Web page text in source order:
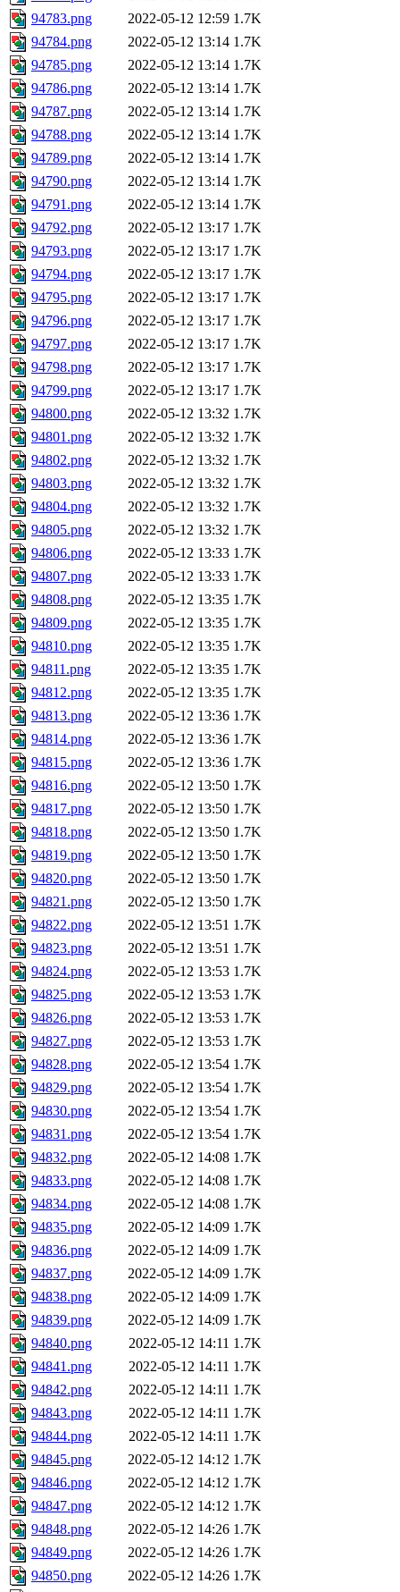
94783.png
2022-05-12 12:59 1.7K
94784.png
2022-05-12 13:14 1.7K
94785.png
2022-05-12 13:14 1.7K
94786.png
2022-05-12 13:14 1.7K
94787.png
2022-05-12 13:14 1.7K
94788.png
2022-05-12 13:14 1.7K
94789.png
2022-05-12 13:14 1.7K
94790.png
2022-05-12 13:14 1.7K
94791.png
2022-05-12 13:14 1.7K
94792.png
2022-05-12 13:17 1.7K
94793.png
2022-05-12 13:17 1.7K
94794.png
2022-05-12 13:17 1.7K
94795.png
2022-05-12 13:17 1.7K
94796.png
2022-05-12 13:17 1.7K
94797.png
2022-05-12 13:17 1.7K
94798.png
2022-05-12 13:17 1.7K
94799.png
2022-05-12 13:17 1.7K
94800.png
2022-05-12 13:32 1.7K
94801.png
2022-05-12 13:32 1.7K
94802.png
2022-05-12 13:32 1.7K
94803.png
2022-05-12 13:32 1.7K
94804.png
2022-05-12 13:32 1.7K
94805.png
2022-05-12 13:32 1.7K
94806.png
2022-05-12 13:33 1.7K
94807.png
2022-05-12 13:33 1.7K
94808.png
2022-05-12 13:35 1.7K
94809.png
2022-05-12 13:35 1.7K
94810.png
2022-05-12 13:35 1.7K
94811.png
2022-05-12 13:35 1.7K
94812.png
2022-05-12 13:35 1.7K
94813.png
2022-05-12 13:36 1.7K
94814.png
2022-05-12 13:36 1.7K
94815.png
2022-05-12 13:36 1.7K
94816.png
2022-05-12 13:50 1.7K
94817.png
2022-05-12 13:50 1.7K
94818.png
2022-05-12 13:50 1.7K
94819.png
2022-05-12 13:50 1.7K
94820.png
2022-05-12 13:50 1.7K
94821.png
2022-05-12 13:50 1.7K
94822.png
2022-05-12 13:51 1.7K
94823.png
2022-05-12 13:51 1.7K
94824.png
2022-05-12 13:53 1.7K
94825.png
2022-05-12 13:53 1.7K
94826.png
2022-05-12 13:53 1.7K
94827.png
2022-05-12 13:53 1.7K
94828.png
2022-05-12 13:54 1.7K
94829.png
2022-05-12 13:54 1.7K
94830.png
2022-05-12 13:54 1.7K
94831.png
2022-05-12 13:54 1.7K
94832.png
2022-05-12 14:08 1.7K
94833.png
2022-05-12 14:08 1.7K
94834.png
2022-05-12 14:08 1.7K
94835.png
2022-05-12 14:09 1.7K
94836.png
2022-05-12 14:09 1.7K
94837.png
2022-05-12 14:09 1.7K
94838.png
2022-05-12 14:09 1.7K
94839.png
2022-05-12 14:09 1.7K
94840.png
2022-05-12 14:11 1.7K
94841.png
2022-05-12 14:11 1.7K
94842.png
2022-05-12 14:11 1.7K
94843.png
2022-05-12 14:11 1.7K
94844.png
2022-05-12 14:11 1.7K
94845.png
2022-05-12 14:12 1.7K
94846.png
2022-05-12 14:12 1.7K
94847.png
2022-05-12 14:12 1.7K
94848.png
2022-05-12 14:26 1.7K
94849.png
2022-05-12 14:26 1.7K
94850.png
2022-05-12 14:26 1.7K